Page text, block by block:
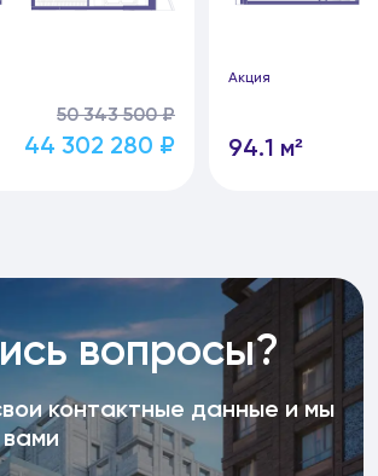
50 343 500 ₽
44 302 280 ₽
Акция
94.1 м²
вопросы?
контактные данные и мы